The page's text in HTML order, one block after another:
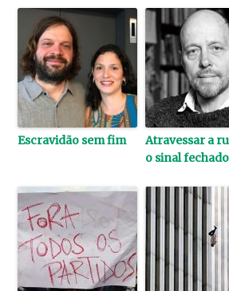
Escravidão sem fim
Atravessar a
o sinal fechado